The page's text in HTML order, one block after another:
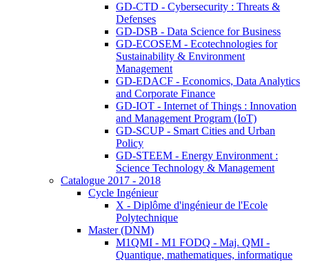
GD-CTD - Cybersecurity : Threats &
Defenses
GD-DSB - Data Science for Business
GD-ECOSEM - Ecotechnologies for
Sustainability & Environment
Management
GD-EDACF - Economics, Data Analytics
and Corporate Finance
GD-IOT - Internet of Things : Innovation
and Management Program (IoT)
GD-SCUP - Smart Cities and Urban
Policy
GD-STEEM - Energy Environment :
Science Technology & Management
Catalogue 2017 - 2018
Cycle Ingénieur
X - Diplôme d'ingénieur de l'Ecole
Polytechnique
Master (DNM)
M1QMI - M1 FODQ - Maj. QMI -
Quantique, mathematiques, informatique